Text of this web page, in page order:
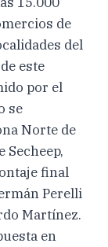
de
del
este
por el
se
Norte de
Secheep,
final
Perelli
Martínez.
en